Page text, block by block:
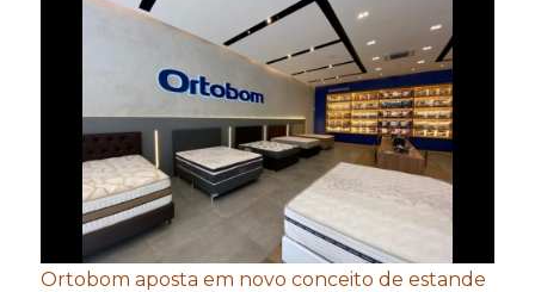
Ortobom aposta em novo conceito de estande